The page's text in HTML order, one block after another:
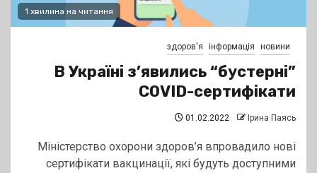
1 хвилина на читання
здоров'я інформація новини
В Україні з’явились “бустерні”
COVID-сертифікати
01.02.2022 Ірина Паясь
Міністерство охорони здоров’я впровадило нові
сертифікати вакцинації, які будуть доступними